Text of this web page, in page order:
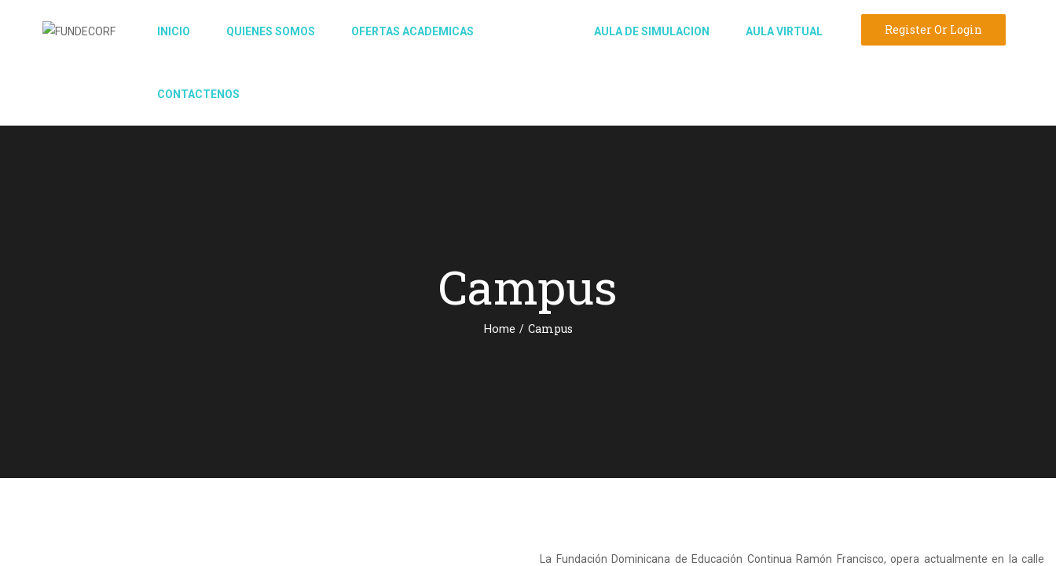
Register Or Login
INICIO QUIENES SOMOS OFERTAS ACADEMICAS AULA DE SIMULACION AULA VIRTUAL
CONTACTENOS
Campus
Home / Campus
La Fundación Dominicana de Educación Continua Ramón Francisco, opera actualmente en la calle